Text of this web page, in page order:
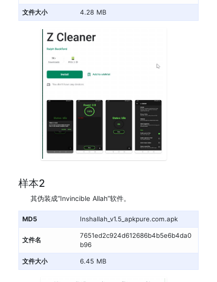
文件大小 4.28 MB
样本2
其伪装成“Invincible Allah”软件。
MD5 Inshallah_v1.5_apkpure.com.apk
文件名
7651ed2c924d612686b4b5e6b4da0
b96
文件大小 6.45 MB